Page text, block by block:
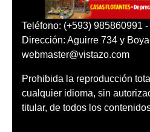
Teléfono: (+593) 985860991 -
Dirección: Aguirre 734 y
webmaster@vistazo.com
Prohibida la reproducción
cualquier idioma, sin
titular, de todos los